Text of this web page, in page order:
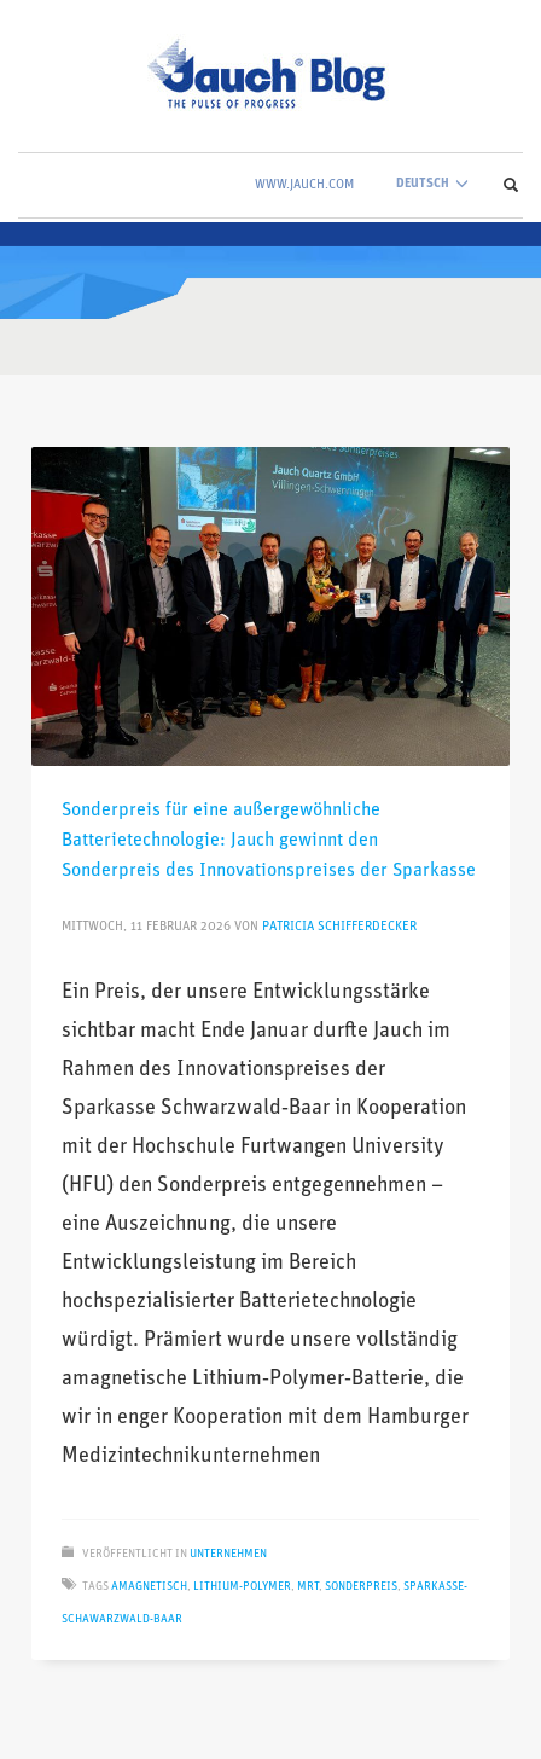
WWW.JAUCH.COM DEUTSCH
Sonderpreis für eine außergewöhnliche
Batterietechnologie: Jauch gewinnt den
Sonderpreis des Innovationspreises der Sparkasse
MITTWOCH, 11 FEBRUAR 2026 VON PATRICIA SCHIFFERDECKER
Ein Preis, der unsere Entwicklungsstärke
sichtbar macht Ende Januar durfte Jauch im
Rahmen des Innovationspreises der
Sparkasse Schwarzwald‑Baar in Kooperation
mit der Hochschule Furtwangen University
(HFU) den Sonderpreis entgegennehmen –
eine Auszeichnung, die unsere
Entwicklungsleistung im Bereich
hochspezialisierter Batterietechnologie
würdigt. Prämiert wurde unsere vollständig
amagnetische Lithium‑Polymer‑Batterie, die
wir in enger Kooperation mit dem Hamburger
Medizintechnikunternehmen
VERÖFFENTLICHT IN UNTERNEHMEN
TAGS AMAGNETISCH, LITHIUM-POLYMER, MRT,SONDERPREIS,SPARKASSE-
SCHAWARZWALD-BAAR